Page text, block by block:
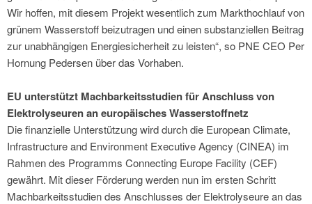
Wir hoffen, mit diesem Projekt wesentlich zum Markthochlauf von
grünem Wasserstoff beizutragen und einen substanziellen Beitrag
zur unabhängigen Energiesicherheit zu leisten“, so PNE CEO Per
Hornung Pedersen über das Vorhaben.
EU unterstützt Machbarkeitsstudien für Anschluss von
Elektrolyseuren an europäisches Wasserstoffnetz
Die finanzielle Unterstützung wird durch die European Climate,
Infrastructure and Environment Executive Agency (CINEA) im
Rahmen des Programms Connecting Europe Facility (CEF)
gewährt. Mit dieser Förderung werden nun im ersten Schritt
Machbarkeitsstudien des Anschlusses der Elektrolyseure an das